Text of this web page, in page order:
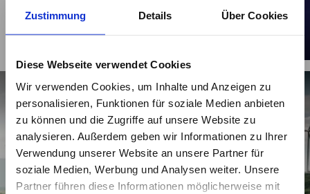
Zustimmung Details Über Cookies
Diese Webseite verwendet Cookies
Wir verwenden Cookies, um Inhalte und Anzeigen zu
personalisieren, Funktionen für soziale Medien anbieten
zu können und die Zugriffe auf unsere Website zu
analysieren. Außerdem geben wir Informationen zu Ihrer
Verwendung unserer Website an unsere Partner für
soziale Medien, Werbung und Analysen weiter. Unsere
Partner führen diese Informationen möglicherweise mit
Brand Kommunikation
TRANSPARENTE
NACHHALTIGKEITSKOMMUNIKATION